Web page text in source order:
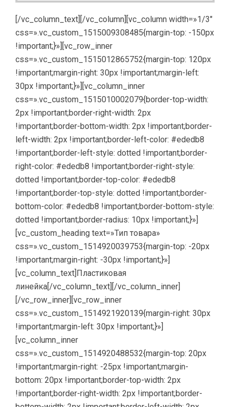
[/vc_column_text][/vc_column][vc_column width=»1/3″
css=».vc_custom_1515009308485{margin-top: -150px
!important;}»][vc_row_inner
css=».vc_custom_1515012865752{margin-top: 120px
!important;margin-right: 30px !important;margin-left:
30px !important;}»][vc_column_inner
css=».vc_custom_1515010002079{border-top-width:
2px !important;border-right-width: 2px
!important;border-bottom-width: 2px !important;border-
left-width: 2px !important;border-left-color: #ededb8
!important;border-left-style: dotted !important;border-
right-color: #ededb8 !important;border-right-style:
dotted !important;border-top-color: #ededb8
!important;border-top-style: dotted !important;border-
bottom-color: #ededb8 !important;border-bottom-style:
dotted !important;border-radius: 10px !important;}»]
[vc_custom_heading text=»Тип товара»
css=».vc_custom_1514920039753{margin-top: -20px
!important;margin-right: -30px !important;}»]
[vc_column_text]Пластиковая
линейка[/vc_column_text][/vc_column_inner]
[/vc_row_inner][vc_row_inner
css=».vc_custom_1514921920139{margin-right: 30px
!important;margin-left: 30px !important;}»]
[vc_column_inner
css=».vc_custom_1514920488532{margin-top: 20px
!important;margin-right: -25px !important;margin-
bottom: 20px !important;border-top-width: 2px
!important;border-right-width: 2px !important;border-